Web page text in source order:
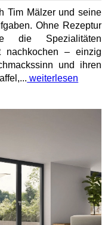
Tim Mälzer und seine
Ohne Rezeptur
die Spezialitäten
nachkochen – einzig
und ihren
weiterlesen